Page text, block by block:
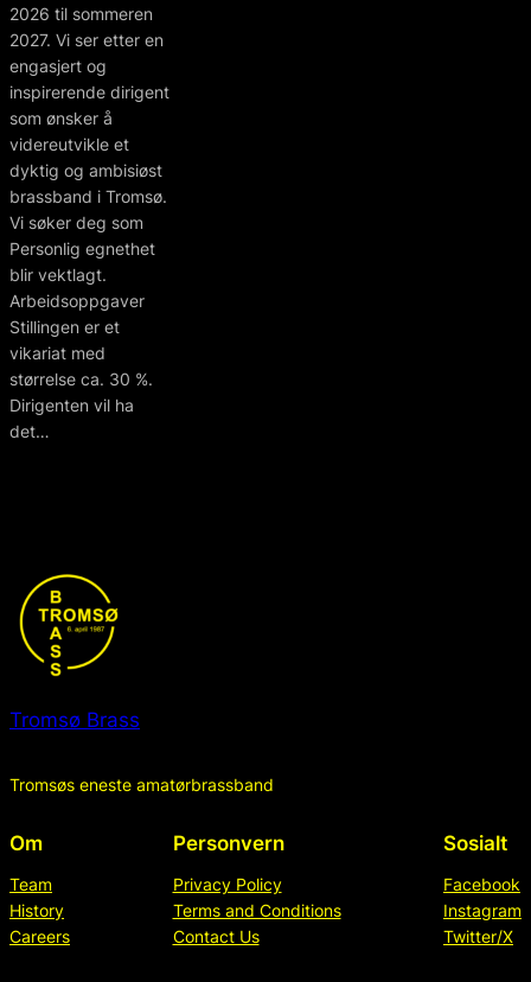
2026 til sommeren
2027. Vi ser etter en
engasjert og
inspirerende dirigent
som ønsker å
videreutvikle et
dyktig og ambisiøst
brassband i Tromsø.
Vi søker deg som
Personlig egnethet
blir vektlagt.
Arbeidsoppgaver
Stillingen er et
vikariat med
størrelse ca. 30 %.
Dirigenten vil ha
det…
Tromsø Brass
Tromsøs eneste amatørbrassband
Om
Team
History
Careers
Personvern
Privacy Policy
Terms and Conditions
Contact Us
Sosialt
Facebook
Instagram
Twitter/X